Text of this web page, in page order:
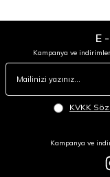
E
Kampanya ve
KVKK
Kampanya ve